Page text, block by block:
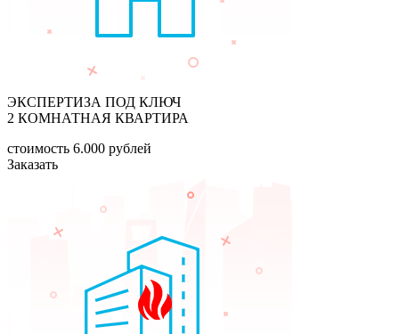
ЭКСПЕРТИЗА ПОД КЛЮЧ
2 КОМНАТНАЯ КВАРТИРА
стоимость 6.000 рублей
Заказать